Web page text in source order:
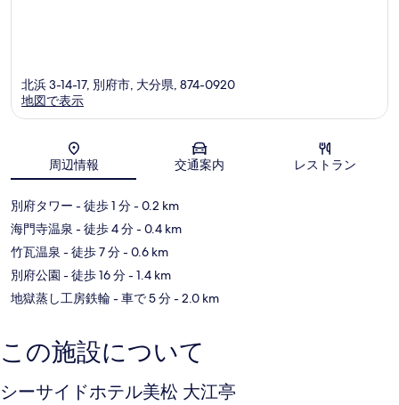
地図
北浜 3-14-17, 別府市, 大分県, 874-0920
地図で表示
周辺情報 交通案内 レストラン
別府タワー - 徒歩 1 分- 0.2 km
海門寺温泉 - 徒歩 4 分- 0.4 km
竹瓦温泉 - 徒歩 7 分- 0.6 km
別府公園 - 徒歩 16 分- 1.4 km
地獄蒸し工房鉄輪 - 車で 5 分- 2.0 km
この施設について
シーサイドホテル美松 大江亭